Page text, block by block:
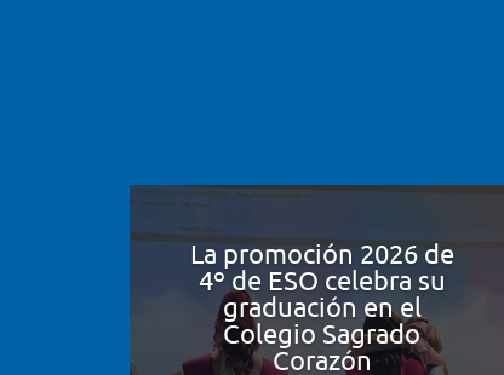
La promoción 2026 de
4º de ESO celebra su
graduación en el
Colegio Sagrado
Corazón